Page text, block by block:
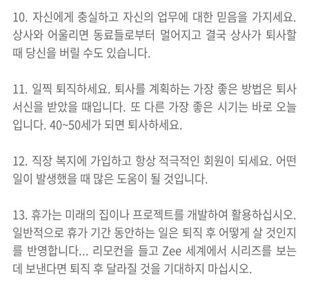
10. 자신에게 충실하고 자신의 업무에 대한 믿음을 가지세요.
상사와 어울리면 동료들로부터 멀어지고 결국 상사가 퇴사할
때 당신을 버릴 수도 있습니다.
11. 일찍 퇴직하세요. 퇴사를 계획하는 가장 좋은 방법은 퇴사
서신을 받았을 때입니다. 또 다른 가장 좋은 시기는 바로 오늘
입니다. 40~50세가 되면 퇴사하세요.
12. 직장 복지에 가입하고 항상 적극적인 회원이 되세요. 어떤
일이 발생했을 때 많은 도움이 될 것입니다.
13. 휴가는 미래의 집이나 프로젝트를 개발하여 활용하십시오.
일반적으로 휴가 기간 동안하는 일은 퇴직 후 어떻게 살 것인지
를 반영합니다... 리모컨을 들고 Zee 세계에서 시리즈를 보는
데 보낸다면 퇴직 후 달라질 것을 기대하지 마십시오.